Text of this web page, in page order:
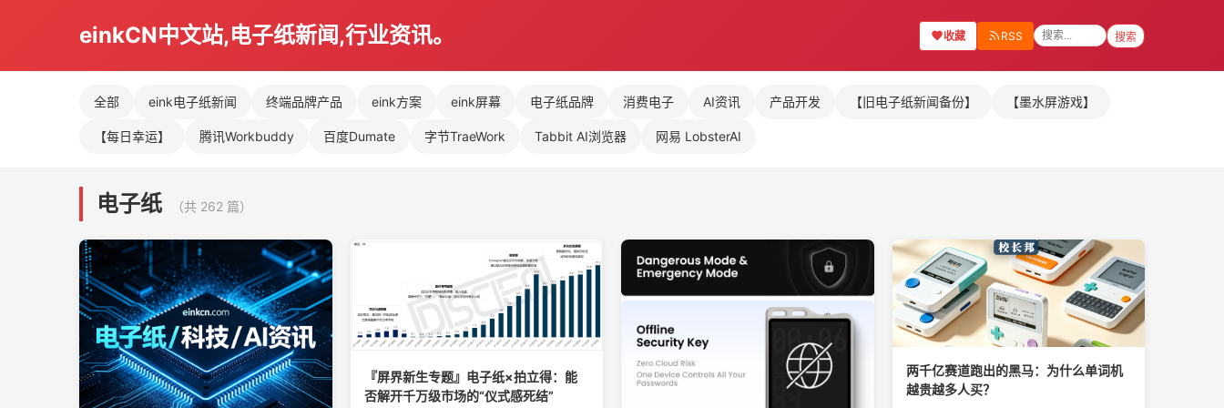
einkCN中文站,电子纸新闻,行业资讯。 收藏 RSS 搜索
全部 eink电子纸新闻 终端品牌产品 eink方案 eink屏幕 电子纸品牌 消费电子 AI资讯 产品开发 【旧电子纸新闻备份】 【墨水屏游戏】
【每日幸运】 腾讯Workbuddy 百度Dumate 字节TraeWork Tabbit AI浏览器 网易 LobsterAI
电子纸 （共 262 篇）
『屏界新生专题』电子纸×拍立得：能
否解开千万级市场的“仪式感死结”
两千亿赛道跑出的黑马：为什么单词机
越贵越多人买？